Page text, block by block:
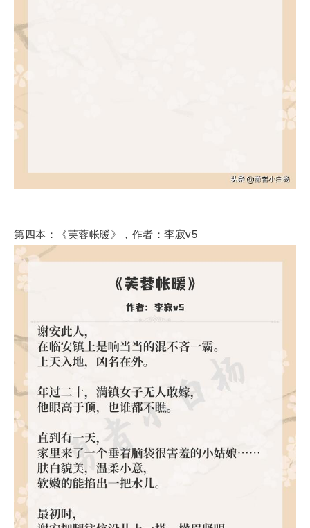
第四本：《芙蓉帐暖》，作者：李寂v5